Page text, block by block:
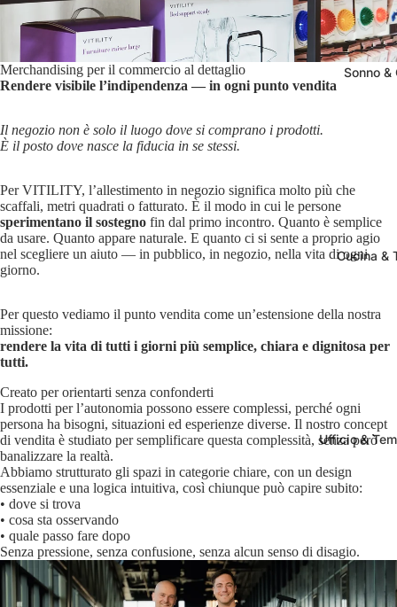
Sonno &
Cucina &
Ufficio &
Merchandising per il commercio al dettaglio
Rendere visibile l’indipendenza — in ogni punto vendita
Il negozio non è solo il luogo dove si comprano i prodotti.
È il posto dove nasce la fiducia in se stessi.
Per VITILITY, l’allestimento in negozio significa molto più che
scaffali, metri quadrati o fatturato. È il modo in cui le persone
sperimentano il sostegno fin dal primo incontro. Quanto è semplice
da usare. Quanto appare naturale. E quanto ci si sente a proprio agio
nel scegliere un aiuto — in pubblico, in negozio, nella vita di ogni
giorno.
Per questo vediamo il punto vendita come un’estensione della nostra
missione:
rendere la vita di tutti i giorni più semplice, chiara e dignitosa per
tutti.
Creato per orientarti senza confonderti
I prodotti per l’autonomia possono essere complessi, perché ogni
persona ha bisogni, situazioni ed esperienze diverse. Il nostro concept
di vendita è studiato per semplificare questa complessità, senza però
banalizzare la realtà.
Abbiamo strutturato gli spazi in categorie chiare, con un design
essenziale e una logica intuitiva, così chiunque può capire subito:
• dove si trova
• cosa sta osservando
• quale passo fare dopo
Senza pressione, senza confusione, senza alcun senso di disagio.